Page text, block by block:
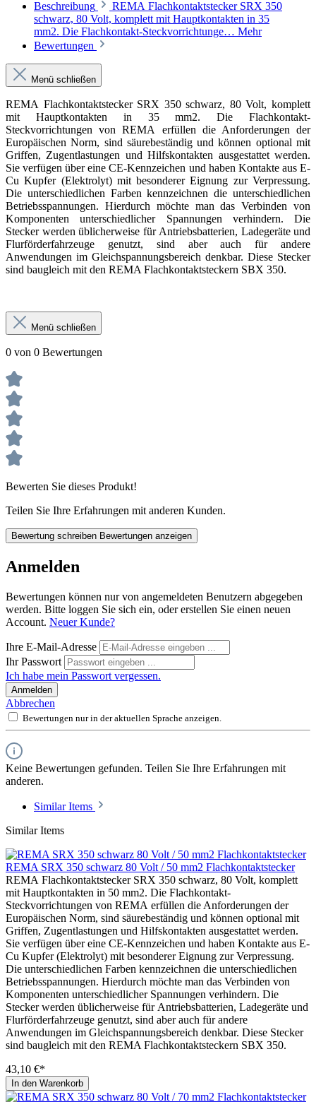
Beschreibung
REMA Flachkontaktstecker SRX 350
schwarz, 80 Volt, komplett mit Hauptkontakten in 35
mm2. Die Flachkontakt-Steckvorrichtunge… Mehr
Bewertungen
Menü schließen
REMA Flachkontaktstecker SRX 350 schwarz, 80 Volt, komplett
mit Hauptkontakten in 35 mm2. Die Flachkontakt-
Steckvorrichtungen von REMA erfüllen die Anforderungen der
Europäischen Norm, sind säurebeständig und können optional mit
Griffen, Zugentlastungen und Hilfskontakten ausgestattet werden.
Sie verfügen über eine CE-Kennzeichen und haben Kontakte aus E-
Cu Kupfer (Elektrolyt) mit besonderer Eignung zur Verpressung.
Die unterschiedlichen Farben kennzeichnen die unterschiedlichen
Betriebsspannungen. Hierdurch möchte man das Verbinden von
Komponenten unterschiedlicher Spannungen verhindern. Die
Stecker werden üblicherweise für Antriebsbatterien, Ladegeräte und
Flurförderfahrzeuge genutzt, sind aber auch für andere
Anwendungen im Gleichspannungsbereich denkbar. Diese Stecker
sind baugleich mit den REMA Flachkontaktsteckern SBX 350.
Menü schließen
0 von 0 Bewertungen
Bewerten Sie dieses Produkt!
Teilen Sie Ihre Erfahrungen mit anderen Kunden.
Bewertung schreiben Bewertungen anzeigen
Anmelden
Bewertungen können nur von angemeldeten Benutzern abgegeben
werden. Bitte loggen Sie sich ein, oder erstellen Sie einen neuen
Account. Neuer Kunde?
Ihre E-Mail-Adresse
Ihr Passwort
Ich habe mein Passwort vergessen.
Anmelden
Abbrechen
Bewertungen nur in der aktuellen Sprache anzeigen.
Keine Bewertungen gefunden. Teilen Sie Ihre Erfahrungen mit
anderen.
Similar Items
Similar Items
REMA SRX 350 schwarz 80 Volt / 50 mm2 Flachkontaktstecker
REMA Flachkontaktstecker SRX 350 schwarz, 80 Volt, komplett
mit Hauptkontakten in 50 mm2. Die Flachkontakt-
Steckvorrichtungen von REMA erfüllen die Anforderungen der
Europäischen Norm, sind säurebeständig und können optional mit
Griffen, Zugentlastungen und Hilfskontakten ausgestattet werden.
Sie verfügen über eine CE-Kennzeichen und haben Kontakte aus E-
Cu Kupfer (Elektrolyt) mit besonderer Eignung zur Verpressung.
Die unterschiedlichen Farben kennzeichnen die unterschiedlichen
Betriebsspannungen. Hierdurch möchte man das Verbinden von
Komponenten unterschiedlicher Spannungen verhindern. Die
Stecker werden üblicherweise für Antriebsbatterien, Ladegeräte und
Flurförderfahrzeuge genutzt, sind aber auch für andere
Anwendungen im Gleichspannungsbereich denkbar. Diese Stecker
sind baugleich mit den REMA Flachkontaktsteckern SBX 350.
43,10 €*
In den Warenkorb